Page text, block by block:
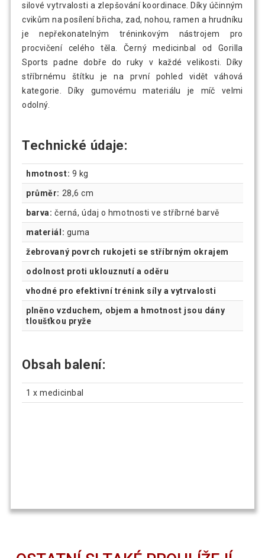
Gorilla Sports Medicinbal, gumový, 5 kg 973 Kč
silové vytrvalosti a zlepšování koordinace. Díky účinným
cvikům na posílení břicha, zad, nohou, ramen a hrudníku
je nepřekonatelným tréninkovým nástrojem pro
procvičení celého těla. Černý medicinbal od Gorilla
Sports padne dobře do ruky v každé velikosti. Díky
stříbrnému štítku je na první pohled vidět váhová
kategorie. Díky gumovému materiálu je míč velmi
odolný.
Technické údaje:
hmotnost: 9 kg
průměr: 28,6 cm
barva: černá, údaj o hmotnosti ve stříbrné barvě
materiál: guma
žebrovaný povrch rukojeti se stříbrným okrajem
odolnost proti uklouznutí a oděru
vhodné pro efektivní trénink síly a vytrvalosti
plněno vzduchem, objem a hmotnost jsou dány
tloušťkou pryže
Obsah balení:
1 x medicinbal